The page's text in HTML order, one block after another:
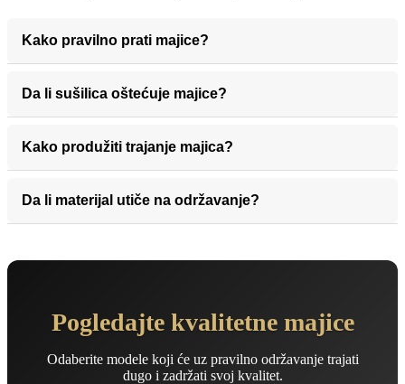
Kako pravilno prati majice?
Da li sušilica oštećuje majice?
Kako produžiti trajanje majica?
Da li materijal utiče na održavanje?
Pogledajte kvalitetne majice
Odaberite modele koji će uz pravilno održavanje trajati
dugo i zadržati svoj kvalitet.